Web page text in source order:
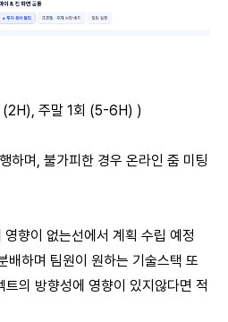
(2H), 주말 1회 (5-6H) )
하며, 불가피한 경우 온라인 줌 미팅
향이 없는선에서 계획 수립 예정
배하며 팀원이 원하는 기술스택 또
의 방향성에 영향이 있지않다면 적